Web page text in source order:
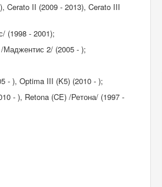
Cerato II (2009 - 2013), Cerato III
(1998 - 2001);
Маджентис 2/ (2005 - );
- ), Optima III (K5) (2010 - );
- ), Retona (CE) /Ретона/ (1997 -